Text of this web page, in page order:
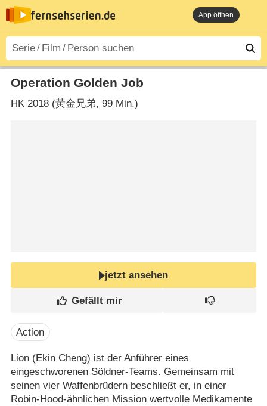
App öffnen
Operation Golden Job
HK2018 (黃金兄弟‎, 99 Min.)
jetzt ansehen
Action
Lion (Ekin Cheng) ist der Anführer eines
eingeschworenen Söldner-Teams. Gemeinsam mit
seinen vier Waffenbrüdern beschließt er, in einer
Robin-Hood-ähnlichen Mission wertvolle Medikamente